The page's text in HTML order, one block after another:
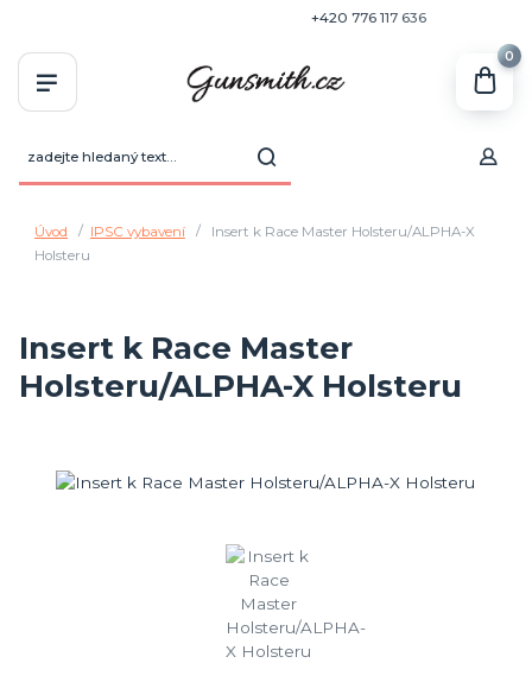
+420 776 117 636
0
Úvod IPSC vybavení
Insert k Race Master Holsteru/ALPHA-X
Holsteru
Insert k Race Master
Holsteru/ALPHA-X Holsteru